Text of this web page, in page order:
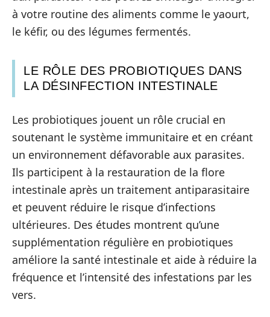
à votre routine des aliments comme le yaourt,
le kéfir, ou des légumes fermentés.
LE RÔLE DES PROBIOTIQUES DANS
LA DÉSINFECTION INTESTINALE
Les probiotiques jouent un rôle crucial en
soutenant le système immunitaire et en créant
un environnement défavorable aux parasites.
Ils participent à la restauration de la flore
intestinale après un traitement antiparasitaire
et peuvent réduire le risque d’infections
ultérieures. Des études montrent qu’une
supplémentation régulière en probiotiques
améliore la santé intestinale et aide à réduire la
fréquence et l’intensité des infestations par les
vers.